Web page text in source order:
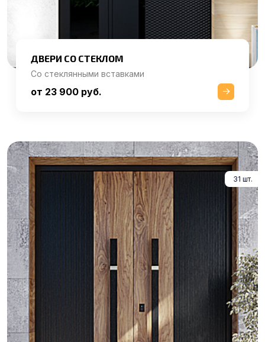
ДВЕРИ СО СТЕКЛОМ
Со стеклянными вставками
от 23 900 руб.
31 шт.